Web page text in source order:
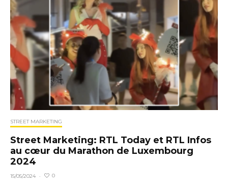
STREET MARKETING
Street Marketing: RTL Today et RTL Infos
au cœur du Marathon de Luxembourg
2024
15/05/2024 · 0